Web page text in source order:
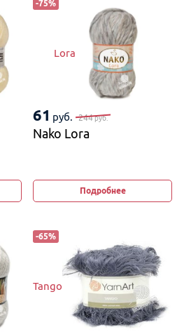
-75%
Lora
61 руб. 244руб.
Nako Lora
Подробнее
-65%
Tango